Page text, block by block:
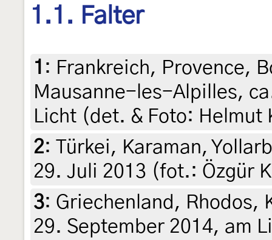
1.1. Falter
1 : Frankreich, Provence,
Mausanne-les-Alpilles,
Licht (det. & Foto: Helmut
2: Türkei, Karaman,
29. Juli 2013 (fot.: Özgür
3: Griechenland, Rhodos,
29. September 2014, am